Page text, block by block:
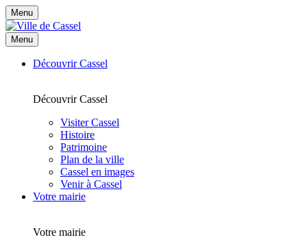
Menu
Menu
Découvrir Cassel
Découvrir Cassel
Visiter Cassel
Histoire
Patrimoine
Plan de la ville
Cassel en images
Venir à Cassel
Votre mairie
Votre mairie